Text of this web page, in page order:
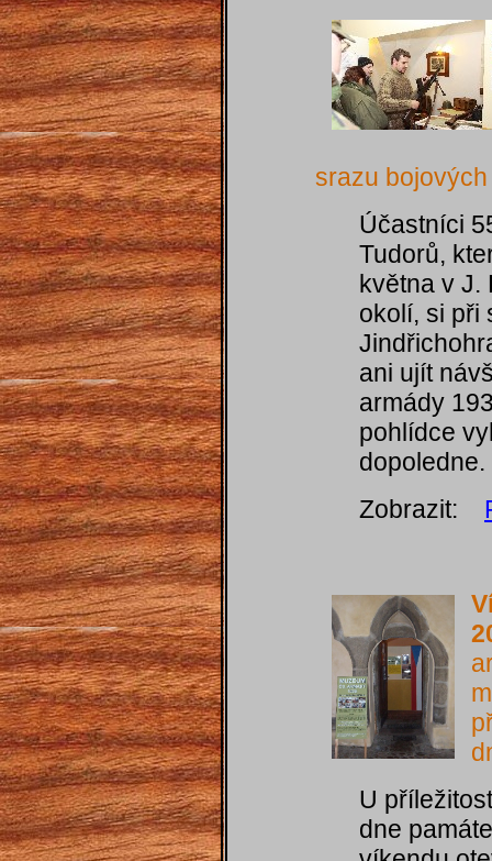
srazu
Účastníci
Tudorů,
května v J.
okolí, si při
ani ujít
armády
pohlídce
dopoledne.
Zobrazit:
U
dne